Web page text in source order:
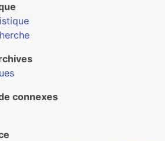
connexes